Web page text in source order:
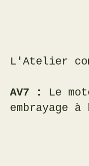
L'Atelier
AV7 :
Le
embrayage